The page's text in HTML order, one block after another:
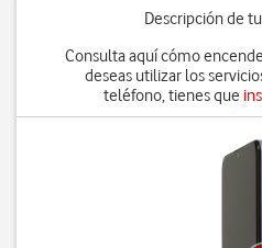
Descripción de
Consulta aquí cómo
deseas utilizar los
teléfono, tienes que